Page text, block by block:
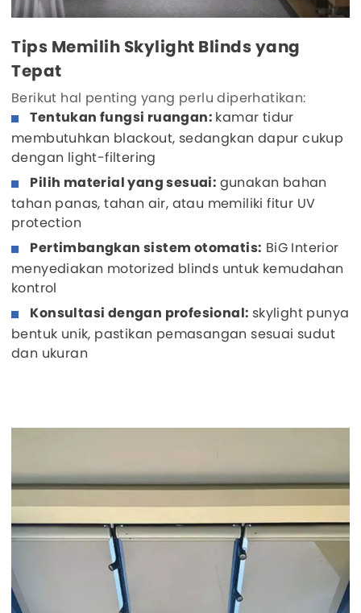
Tips Memilih Skylight Blinds yang
Tepat
Berikut hal penting yang perlu diperhatikan:
Tentukan fungsi ruangan: kamar tidur
membutuhkan blackout, sedangkan dapur cukup
dengan light-filtering
Pilih material yang sesuai: gunakan bahan
tahan panas, tahan air, atau memiliki fitur UV
protection
Pertimbangkan sistem otomatis: BiG Interior
menyediakan motorized blinds untuk kemudahan
kontrol
Konsultasi dengan profesional: skylight punya
bentuk unik, pastikan pemasangan sesuai sudut
dan ukuran